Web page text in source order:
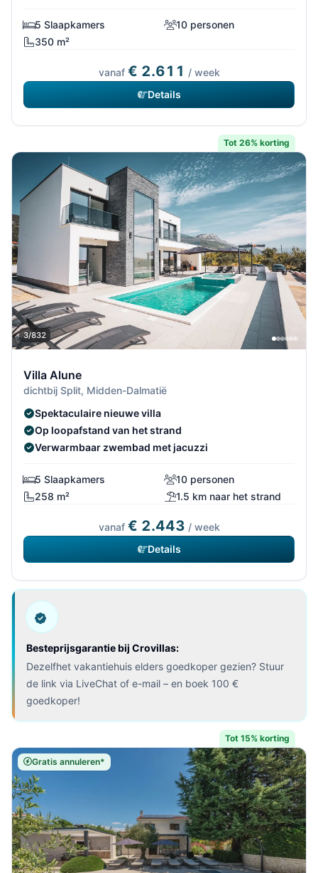
5 Slaapkamers
10 personen
350 m²
vanaf € 2.611 / week
Details
Tot 26% korting
3/832
Villa Alune
dichtbij Split, Midden-Dalmatië
Spektaculaire nieuwe villa
Op loopafstand van het strand
Verwarmbaar zwembad met jacuzzi
5 Slaapkamers
10 personen
258 m²
1.5 km naar het strand
vanaf € 2.443 / week
Details
Besteprijsgarantie bij Crovillas:
Dezelfhet vakantiehuis elders goedkoper gezien? Stuur
de link via LiveChat of e-mail – en boek 100 €
goedkoper!
Tot 15% korting
Gratis annuleren*